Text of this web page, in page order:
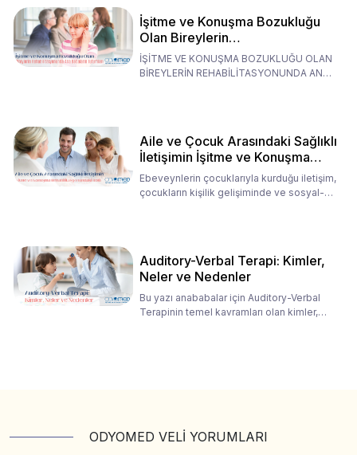
İşitme ve Konuşma Bozukluğu
Olan Bireylerin
Rehabilitasyonunda Ana
Babaların Tutumları
İŞİTME VE KONUŞMA BOZUKLUĞU OLAN
BİREYLERİN REHABİLİTASYONUNDA ANA
Aile ve Çocuk Arasındaki Sağlıklı
İletişimin İşitme ve Konuşma
Rehabilitasyonundaki Rolü
Ebeveynlerin çocuklarıyla kurduğu iletişim,
çocukların kişilik gelişiminde ve sosyal-
Auditory-Verbal Terapi: Kimler,
Neler ve Nedenler
Bu yazı anababalar için Auditory-Verbal
Terapinin temel kavramları olan kimler,
ODYOMED VELİ YORUMLARI